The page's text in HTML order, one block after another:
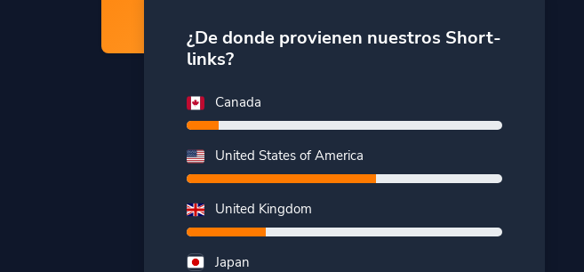
¿De donde provienen nuestros Short-
links?
Canada
United States of America
United Kingdom
Japan